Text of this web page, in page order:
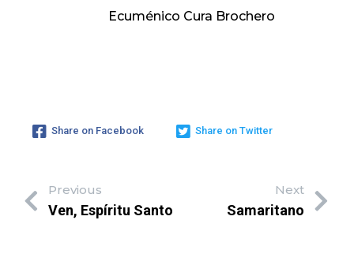
Ecuménico Cura Brochero
Share on Facebook Share on Twitter
Previous
Ven, Espíritu Santo
Next
Samaritano